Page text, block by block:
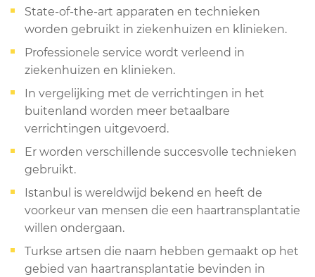
State-of-the-art apparaten en technieken
worden gebruikt in ziekenhuizen en klinieken.
Professionele service wordt verleend in
ziekenhuizen en klinieken.
In vergelijking met de verrichtingen in het
buitenland worden meer betaalbare
verrichtingen uitgevoerd.
Er worden verschillende succesvolle technieken
gebruikt.
Istanbul is wereldwijd bekend en heeft de
voorkeur van mensen die een haartransplantatie
willen ondergaan.
Turkse artsen die naam hebben gemaakt op het
gebied van haartransplantatie bevinden in